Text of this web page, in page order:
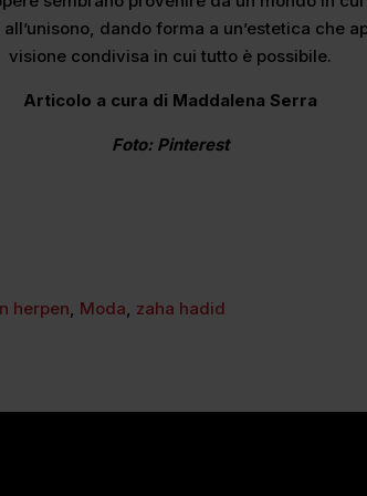
dando forma a un’estetica che
visione condivisa in cui tutto è possibile.
Articolo a cura di Maddalena Serra
Foto: Pinterest
herpen, Moda, zaha hadid